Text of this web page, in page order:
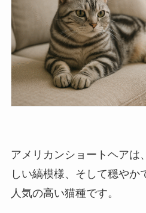
アメリカンショートヘアは
しい縞模様、そして穏やか
人気の高い猫種です。